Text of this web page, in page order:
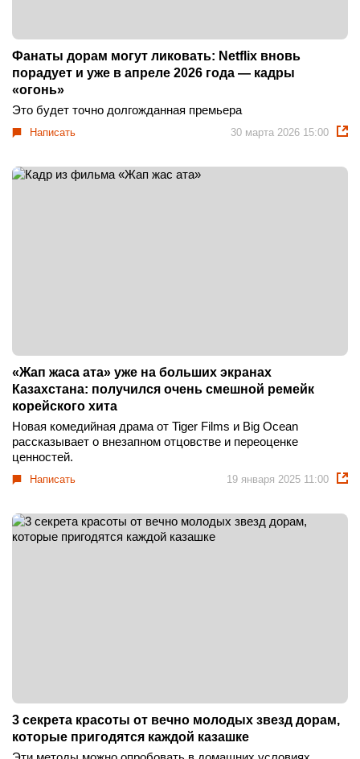
Фанаты дорам могут ликовать: Netflix вновь
порадует и уже в апреле 2026 года — кадры
«огонь»
Это будет точно долгожданная премьера
Написать 30 марта 2026 15:00
«Жап жаса ата» уже на больших экранах
Казахстана: получился очень смешной ремейк
корейского хита
Новая комедийная драма от Tiger Films и Big Ocean
рассказывает о внезапном отцовстве и переоценке
ценностей.
Написать 19 января 2025 11:00
3 секрета красоты от вечно молодых звезд дорам,
которые пригодятся каждой казашке